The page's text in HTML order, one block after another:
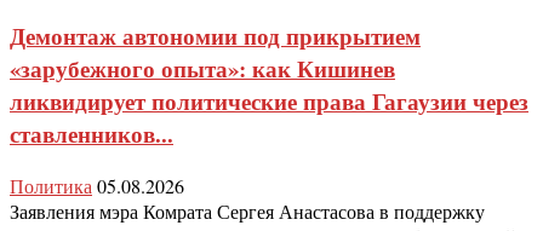
Демонтаж автономии под прикрытием
«зарубежного опыта»: как Кишинев
ликвидирует политические права Гагаузии через
ставленников...
Политика 05.08.2026
Заявления мэра Комрата Сергея Анастасова в поддержку